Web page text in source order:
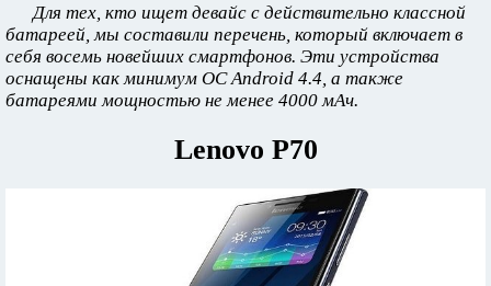
Для тех, кто ищет девайс с действительно классной
батареей, мы составили перечень, который включает в
себя восемь новейших смартфонов. Эти устройства
оснащены как минимум ОС Android 4.4, а также
батареями мощностью не менее 4000 мАч.
Lenovo P70